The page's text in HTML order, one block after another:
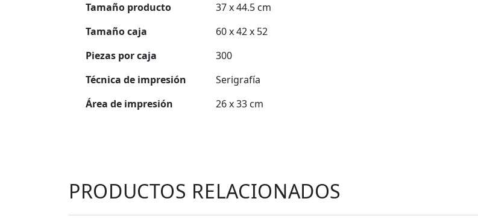
Tamaño producto
37 x 44.5 cm
Tamaño caja
60 x 42 x 52
Piezas por caja
300
Técnica de impresión
Serigrafía
Área de impresión
26 x 33 cm
PRODUCTOS RELACIONADOS